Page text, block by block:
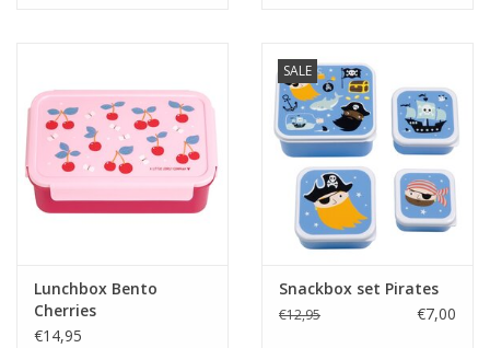
Lunchbox Bento
Cherries
€14,95
SALE
Snackbox set Pirates
€12,95 €7,00